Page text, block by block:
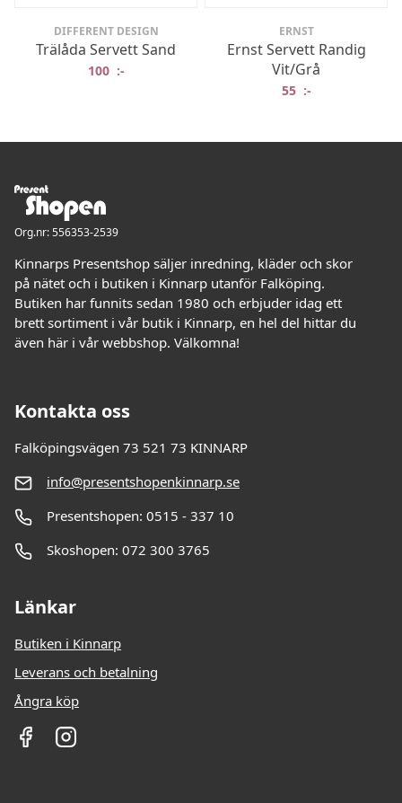
DIFFERENT DESIGN
Trälåda Servett Sand
100 :-
ERNST
Ernst Servett Randig
Vit/Grå
55 :-
Org.nr: 556353-2539
Kinnarps Presentshop säljer inredning, kläder och skor
på nätet och i butiken i Kinnarp utanför Falköping.
Butiken har funnits sedan 1980 och erbjuder idag ett
brett sortiment i vår butik i Kinnarp, en hel del hittar du
även här i vår webbshop. Välkomna!
Kontakta oss
Falköpingsvägen 73 521 73 KINNARP
info@presentshopenkinnarp.se
Presentshopen: 0515 - 337 10
Skoshopen: 072 300 3765
Länkar
Butiken i Kinnarp
Leverans och betalning
Ångra köp